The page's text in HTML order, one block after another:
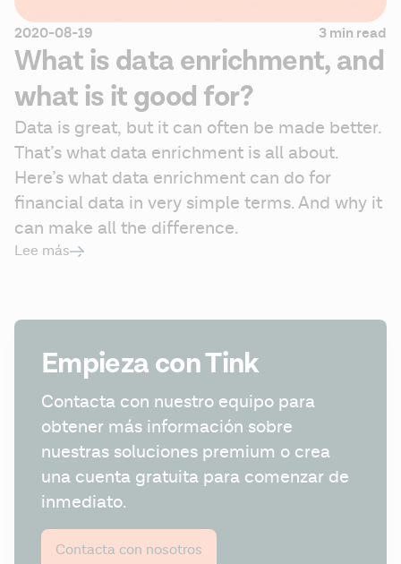
2020-08-19 3 min read
What is data enrichment, and
what is it good for?
Data is great, but it can often be made better.
That’s what data enrichment is all about.
Here’s what data enrichment can do for
financial data in very simple terms. And why it
can make all the difference.
Lee más
Empieza con Tink
Contacta con nuestro equipo para
obtener más información sobre
nuestras soluciones premium o crea
una cuenta gratuita para comenzar de
inmediato.
Contacta con nosotros